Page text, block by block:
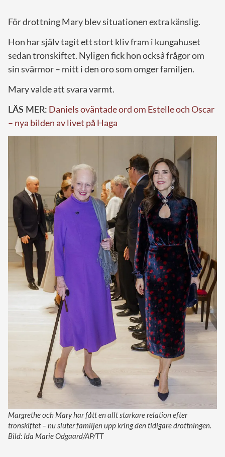
För drottning Mary blev situationen extra känslig.
Hon har själv tagit ett stort kliv fram i kungahuset
sedan tronskiftet. Nyligen fick hon också frågor om
sin svärmor – mitt i den oro som omger familjen.
Mary valde att svara varmt.
LÄS MER: Daniels oväntade ord om Estelle och Oscar
– nya bilden av livet på Haga
Margrethe och Mary har fått en allt starkare relation efter
tronskiftet – nu sluter familjen upp kring den tidigare drottningen.
Bild: Ida Marie Odgaard/AP/TT